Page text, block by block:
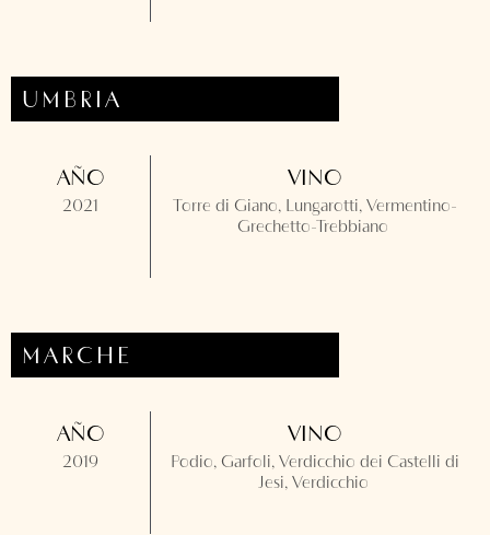
UMBRIA
AÑO
2021
VINO
Torre di Giano, Lungarotti, Vermentino-
Grechetto-Trebbiano
MARCHE
AÑO
2019
VINO
Podio, Garfoli, Verdicchio dei Castelli di
Jesi, Verdicchio